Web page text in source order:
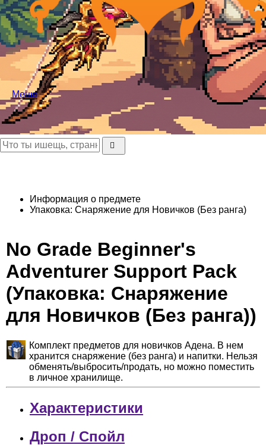
Меню
Информация о предмете
Упаковка: Снаряжение для Новичков (Без ранга)
No Grade Beginner's
Adventurer Support Pack
(Упаковка: Снаряжение
для Новичков (Без ранга))
Комплект предметов для новичков Адена. В нем
хранится снаряжение (без ранга) и напитки. Нельзя
обменять/выбросить/продать, но можно поместить
в личное хранилище.
Характеристики
Дроп / Спойл